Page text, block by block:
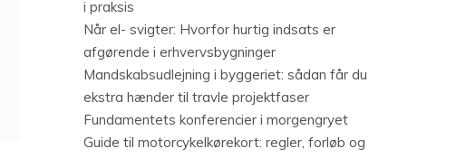
i praksis
Når el- svigter: Hvorfor hurtig indsats er
afgørende i erhvervsbygninger
Mandskabsudlejning i byggeriet: sådan får du
ekstra hænder til travle projektfaser
Fundamentets konferencier i morgengryet
Guide til motorcykelkørekort: regler, forløb og